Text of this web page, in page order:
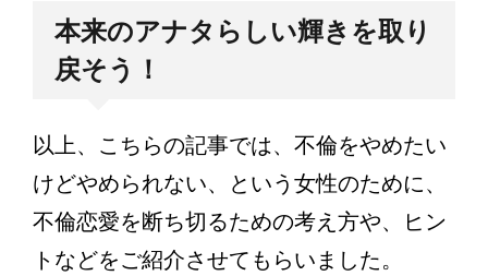
本来のアナタらしい輝きを取り
戻そう！
以上、こちらの記事では、不倫をやめたい
けどやめられない、という女性のために、
不倫恋愛を断ち切るための考え方や、ヒン
トなどをご紹介させてもらいました。